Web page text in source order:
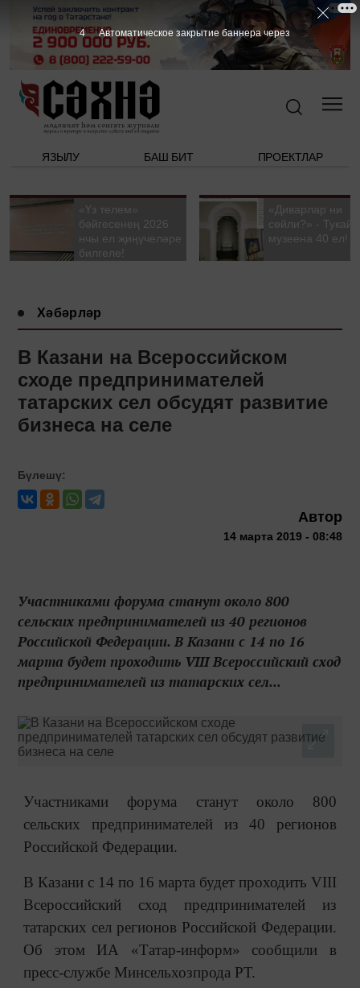
ЯЗЫЛУ БАШ БИТ ПРОЕКТЛАР
«Үз телем»
бәйгесенең 2026
нчы ел җиңүчеләре
билгеле!
«Диварлар ни
сөйли?» - Тукай
музеена 40 ел!
Хәбәрләр
В Казани на Всероссийском
сходе предпринимателей
татарских сел обсудят развитие
бизнеса на селе
Бүлешү:
Автор
14 марта 2019 - 08:48
Участниками форума станут около 800
сельских предпринимателей из 40 регионов
Российской Федерации. В Казани с 14 по 16
марта будет проходить VIII Всероссийский сход
предпринимателей из татарских сел...
Участниками форума станут около 800
сельских предпринимателей из 40 регионов
Российской Федерации.
В Казани с 14 по 16 марта будет проходить VIII
Всероссийский сход предпринимателей из
татарских сел регионов Российской Федерации.
Об этом ИА «Татар-информ» сообщили в
пресс-службе Минсельхозпрода РТ.
3 Автоматическое закрытие баннера через